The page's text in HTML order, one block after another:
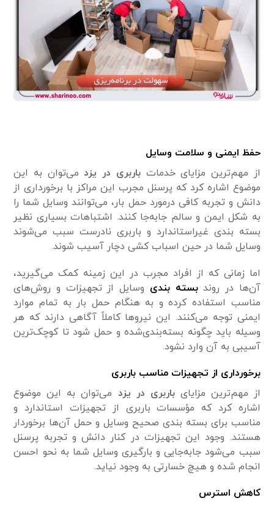
حفظ ایمنی و سلامت وسایل
از مهم‌ترین مزایای خدماتباربری در یزد می‌توان به این
موضوع اشاره کرد که پرسنل مجرب این مراکز با برخورداری از
دانش و تجربه کافی درمورد حمل بار، می‌توانند وسایل شما را
به شکل ایمن و سالم جابه‌جا کنند. اشتبا‌هات بسیاری نظیر
بسته بندی غیراستاندارد و باربری نادرست سبب می‌شوند
وسایل شما در حین اسباب کشی دچار آسیب شوند.
اما زمانی که از افراد مجرب در این زمینه کمک می‌گیرید،
آن‌ها در روندبسته بندی وسایل از تجهیزات و روش‌های
مناسب استفاده کرده و به هنگام حمل بار به تمام موارد
ایمنی توجه می‌کنند. این نیرو‌ها کاملاً آگاهی دارند که هر
وسیله باید چگونه بسته‌بندی‌شده و حمل شود تا کوچک‌ترین
آسیبی به آن وارد نشود.
برخورداری از تجهیزات مناسب باربری
از مهم‌ترین مزایایباربری در یزد می‌توان به این موضوع
اشاره کرد که مؤسسات باربری از تجهیزات استاندارد و
مناسب برای بسته بندی صحیح وسایل و حمل آن‌ها برخوردار
هستند. وجود این تجهیزات در کنار دانش و تجربه پرسنل
سبب می‌شود جابه‌جایی و بارگیری وسایل شما به نحو احسن
انجام شده و هیچ خسارتی به وجود نیاید.
کاهش استرس